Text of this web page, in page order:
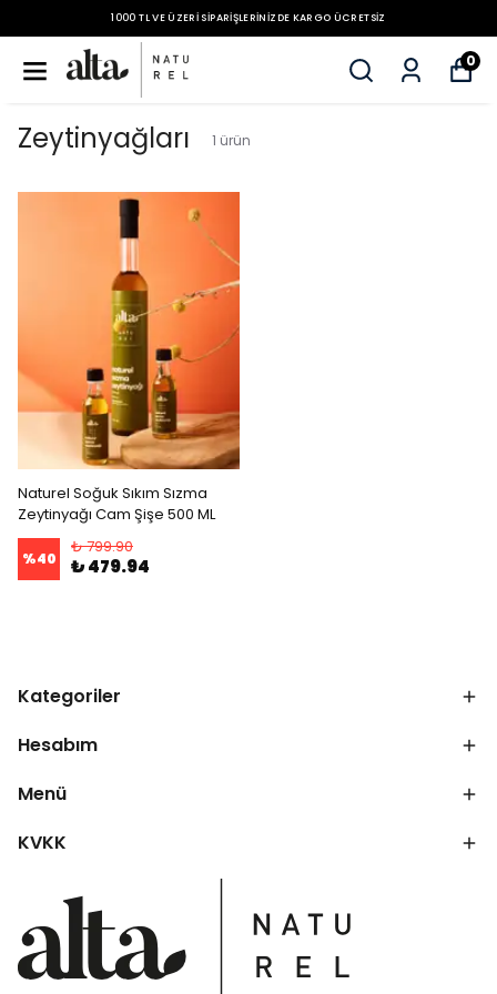
1000 TL VE ÜZERI SIPARIŞLERINIZDE KARGO ÜCRETSIZ
0
Zeytinyağları 1 ürün
Naturel Soğuk Sıkım Sızma
Zeytinyağı Cam Şişe 500 ML
%40
₺ 799.90
₺ 479.94
Kategoriler
Hesabım
Menü
KVKK